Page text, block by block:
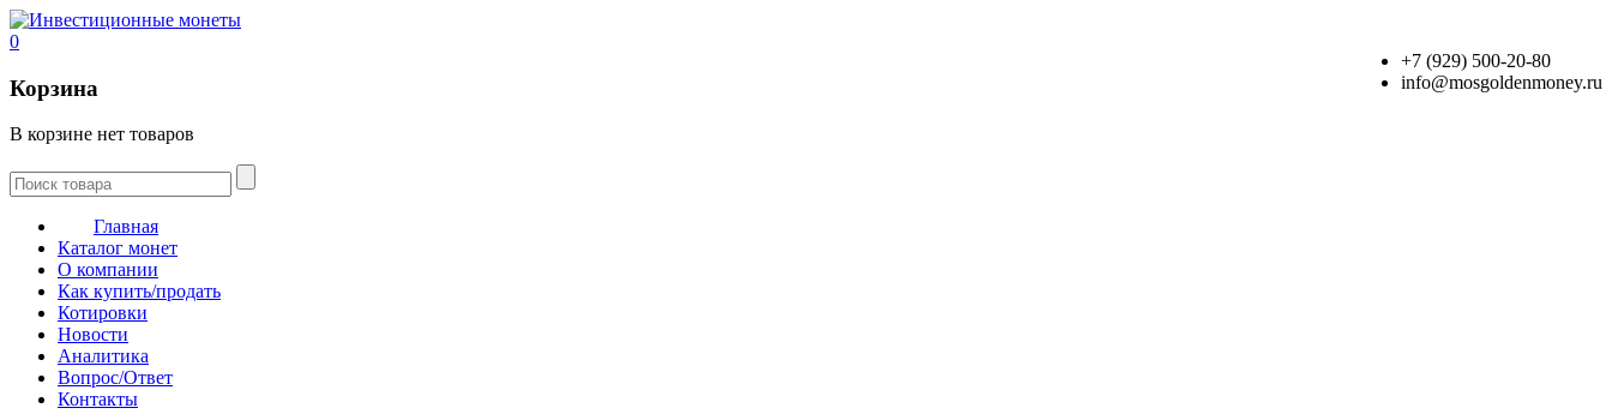
+7 (929) 500-20-80
info@mosgoldenmoney.ru
0
Корзина
В корзине нет товаров
Главная
Каталог монет
О компании
Как купить/продать
Котировки
Новости
Аналитика
Вопрос/Ответ
Контакты